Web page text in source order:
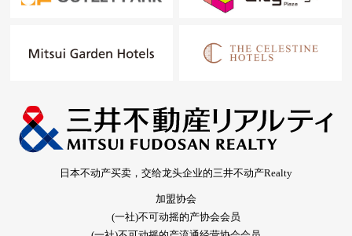
日本不动产买卖，交给龙头企业的三井不动产Realty
加盟协会
(一社)不可动摇的产协会会员